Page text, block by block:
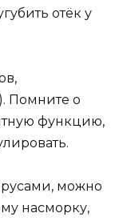
отёк у
Помните о
функцию,
можно
насморку,